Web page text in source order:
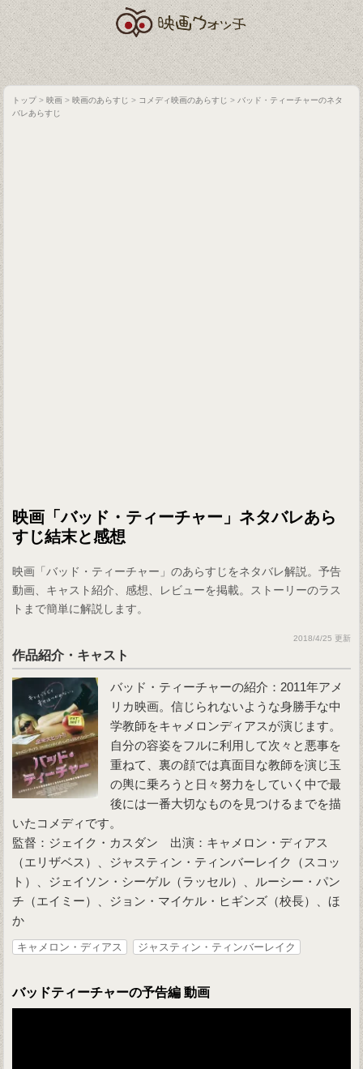
トップ>映画 >映画のあらすじ > コメディ映画のあらすじ > バッド・ティーチャーのネタ
バレあらすじ
映画「バッド・ティーチャー」ネタバレあら
すじ結末と感想
映画「バッド・ティーチャー」のあらすじをネタバレ解説。予告
動画、キャスト紹介、感想、レビューを掲載。ストーリーのラス
トまで簡単に解説します。
2018/4/25 更新
作品紹介・キャスト
バッド・ティーチャーの紹介：2011年アメ
リカ映画。信じられないような身勝手な中
学教師をキャメロンディアスが演じます。
自分の容姿をフルに利用して次々と悪事を
重ねて、裏の顔では真面目な教師を演じ玉
の輿に乗ろうと日々努力をしていく中で最
後には一番大切なものを見つけるまでを描
いたコメディです。
監督：ジェイク・カスダン 出演：キャメロン・ディアス
（エリザベス）、ジャスティン・ティンバーレイク（スコッ
ト）、ジェイソン・シーゲル（ラッセル）、ルーシー・パン
チ（エイミー）、ジョン・マイケル・ヒギンズ（校長）、ほ
か
キャメロン・ディアス ジャスティン・ティンバーレイク
バッドティーチャーの予告編 動画